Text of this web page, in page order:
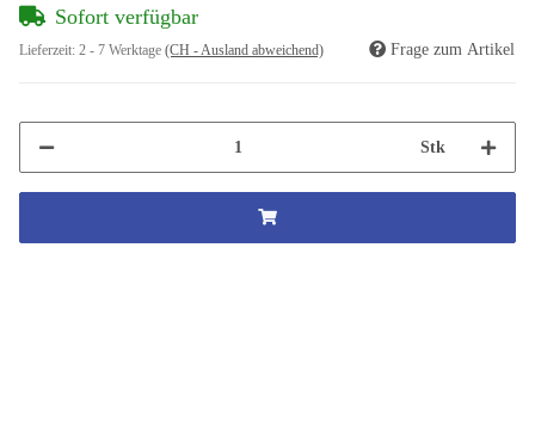
Sofort verfügbar
Lieferzeit: 2 - 7 Werktage (CH - Ausland abweichend) Frage zum Artikel
Stk